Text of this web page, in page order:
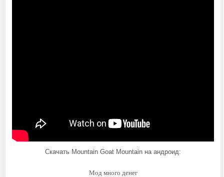
Скачать Mountain Goat Mountain на андроид:
Мод много денег